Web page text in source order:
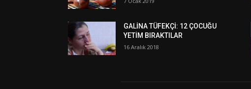
GALİNA TÜFEKÇİ: 12 ÇOCUĞU
YETİM BIRAKTILAR
16 Aralık 2018